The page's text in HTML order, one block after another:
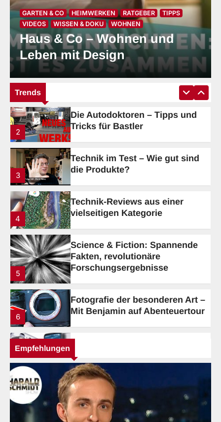
Trends
1
Tech-up Weekly die geniale
Technikzone
2
Die Autodoktoren – Tipps und
Tricks für Bastler
3
Technik im Test – Wie gut sind
die Produkte?
4
Technik-Reviews aus einer
vielseitigen Kategorie
5
Science & Fiction: Spannende
Fakten, revolutionäre
Forschungsergebnisse
6
Fotografie der besonderen Art –
Mit Benjamin auf Abenteuertour
1
Tech-up Weekly die geniale
Technikzone
2
3
Technik im Test – Wie gut sind
die Produkte?
GARTEN & CO HEIMWERKEN RATGEBER
TIPPS
VIDEOS
WISSEN & DOKU WOHNEN
Haus & Co – Wohnen und
Leben mit Design
Empfehlungen